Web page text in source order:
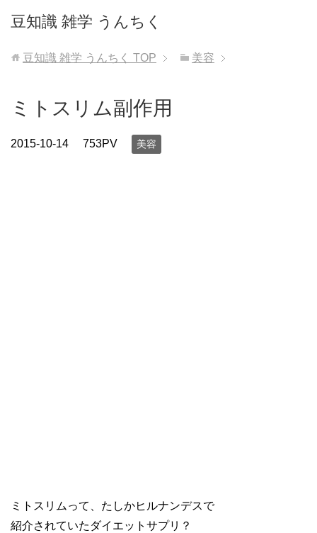
豆知識 雑学 うんちく
豆知識 雑学 うんちく TOP 美容
ミトスリム副作用
2015-10-14 753PV 美容
ミトスリムって、たしかヒルナンデスで
紹介されていたダイエットサプリ？